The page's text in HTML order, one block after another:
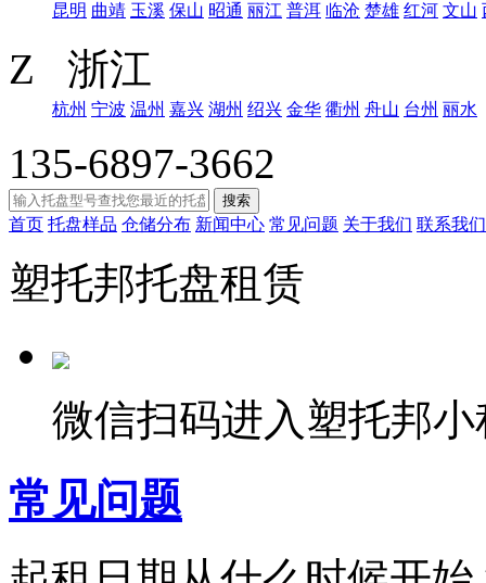
昆明 曲靖 玉溪 保山 昭通 丽江 普洱 临沧 楚雄 红河 文山
Z 浙江
杭州 宁波 温州 嘉兴 湖州 绍兴 金华 衢州 舟山 台州 丽水
135-6897-3662
搜索
首页 托盘样品 仓储分布 新闻中心 常见问题 关于我们 联系我们
塑托邦托盘租赁
微信扫码进入塑托邦小
常见问题